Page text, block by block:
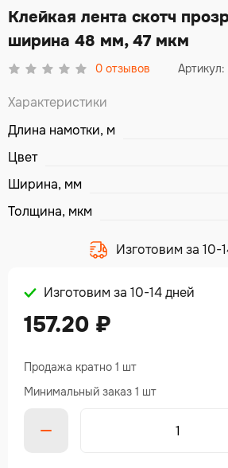
Клейкая лента скотч
ширина 48 мм, 47 мкм
0 отзывов Артикул:
Характеристики
Длина намотки, м
Цвет
Ширина, мм
Толщина, мкм
Изготовим за 10-
Изготовим за 10-14 дней
157.20 ₽
Продажа кратно 1 шт
Минимальный заказ 1 шт